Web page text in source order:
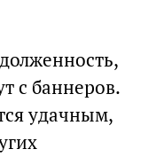
с баннеров.
удачным,